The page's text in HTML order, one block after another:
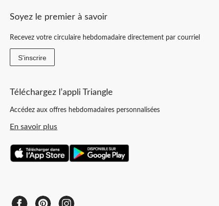
Soyez le premier à savoir
Recevez votre circulaire hebdomadaire directement par courriel
S'inscrire
Téléchargez l’appli Triangle
Accédez aux offres hebdomadaires personnalisées
En savoir plus